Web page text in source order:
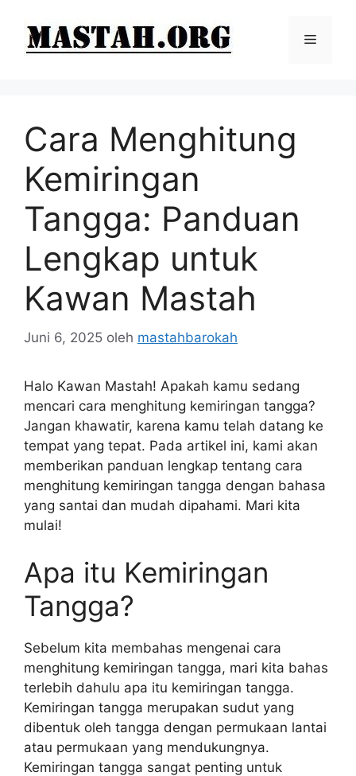
Menu
Cara Menghitung
Kemiringan
Tangga: Panduan
Lengkap untuk
Kawan Mastah
Juni 6, 2025 oleh mastahbarokah
Halo Kawan Mastah! Apakah kamu sedang
mencari cara menghitung kemiringan tangga?
Jangan khawatir, karena kamu telah datang ke
tempat yang tepat. Pada artikel ini, kami akan
memberikan panduan lengkap tentang cara
menghitung kemiringan tangga dengan bahasa
yang santai dan mudah dipahami. Mari kita
mulai!
Apa itu Kemiringan
Tangga?
Sebelum kita membahas mengenai cara
menghitung kemiringan tangga, mari kita bahas
terlebih dahulu apa itu kemiringan tangga.
Kemiringan tangga merupakan sudut yang
dibentuk oleh tangga dengan permukaan lantai
atau permukaan yang mendukungnya.
Kemiringan tangga sangat penting untuk